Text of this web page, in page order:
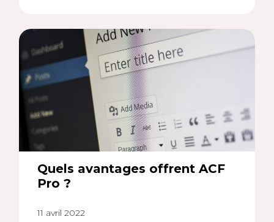
Quels avantages offrent ACF
Pro ?
11 avril 2022